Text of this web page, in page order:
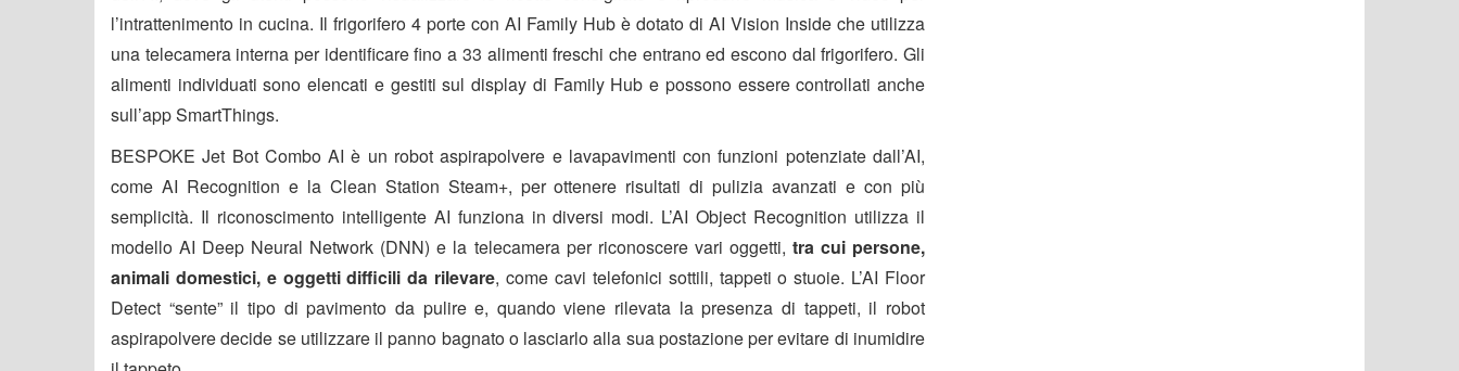
l’intrattenimento in cucina. Il frigorifero 4 porte con AI Family Hub è dotato di AI Vision Inside che utilizza
una telecamera interna per identificare fino a 33 alimenti freschi che entrano ed escono dal frigorifero. Gli
alimenti individuati sono elencati e gestiti sul display di Family Hub e possono essere controllati anche
sull’app SmartThings.
BESPOKE Jet Bot Combo AI è un robot aspirapolvere e lavapavimenti con funzioni potenziate dall’AI,
come AI Recognition e la Clean Station Steam+, per ottenere risultati di pulizia avanzati e con più
semplicità. Il riconoscimento intelligente AI funziona in diversi modi. L’AI Object Recognition utilizza il
modello AI Deep Neural Network (DNN) e la telecamera per riconoscere vari oggetti, tra cui persone,
animali domestici, e oggetti difficili da rilevare, come cavi telefonici sottili, tappeti o stuoie. L’AI Floor
Detect “sente” il tipo di pavimento da pulire e, quando viene rilevata la presenza di tappeti, il robot
aspirapolvere decide se utilizzare il panno bagnato o lasciarlo alla sua postazione per evitare di inumidire